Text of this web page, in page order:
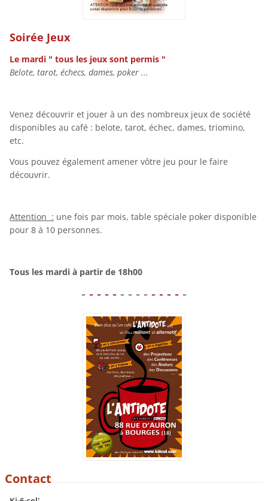
Soirée Jeux
Le mardi " tous les jeux sont permis "
Belote, tarot, échecs, dames, poker ...
Venez découvrir et jouer à un des nombreux jeux de société
disponibles au café : belote, tarot, échec, dames, triomino,
etc.
Vous pouvez également amener vôtre jeu pour le faire
découvrir.
Attention : une fois par mois, table spéciale poker disponible
pour 8 à 10 personnes.
Tous les mardi à partir de 18h00
- - - - - - - - - - - - - -
Contact